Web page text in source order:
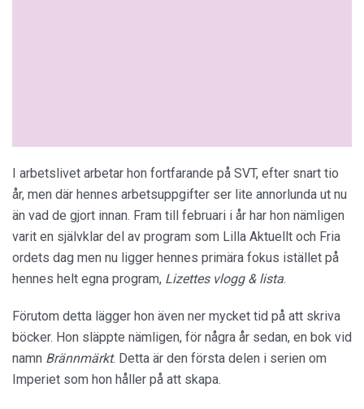
I arbetslivet arbetar hon fortfarande på SVT, efter snart tio
år, men där hennes arbetsuppgifter ser lite annorlunda ut nu
än vad de gjort innan. Fram till februari i år har hon nämligen
varit en självklar del av program som Lilla Aktuellt och Fria
ordets dag men nu ligger hennes primära fokus istället på
hennes helt egna program, Lizettes vlogg & lista.
Förutom detta lägger hon även ner mycket tid på att skriva
böcker. Hon släppte nämligen, för några år sedan, en bok vid
namn Brännmärkt. Detta är den första delen i serien om
Imperiet som hon håller på att skapa.